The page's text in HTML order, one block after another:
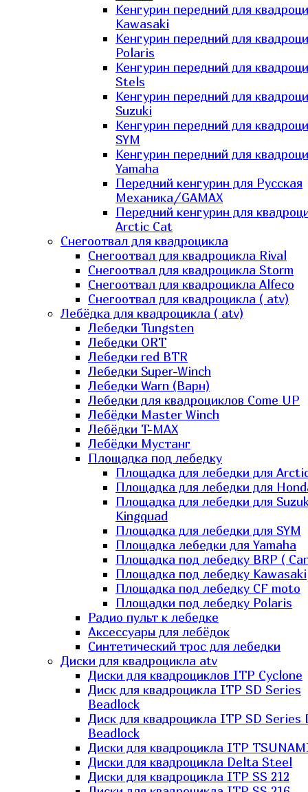
Кенгурин передний для
Kawasaki
Кенгурин передний для
Polaris
Кенгурин передний для
Stels
Кенгурин передний для
Suzuki
Кенгурин передний для
SYM
Кенгурин передний для
Yamaha
Передний кенгурин для Русская
Механика/GAMAX
Передний кенгурин для
Arctic Cat
Снегоотвал для квадроцикла
Снегоотвал для квадроцикла Rival
Снегоотвал для квадроцикла Storm
Снегоотвал для квадроцикла Alfeco
Снегоотвал для квадроцикла ( atv)
Лебёдка для квадроцикла ( atv)
Лебедки Tungsten
Лебедки ORT
Лебедки red BTR
Лебедки Super-Winch
Лебедки Warn (Варн)
Лебедки для квадроциклов Come UP
Лебёдки Master Winch
Лебёдки T-MAX
Лебёдки Мустанг
Площадка под лебедку
Площадка для лебедки для
Площадка для лебедки для
Площадка для лебедки для
Kingquad
Площадка для лебедки для SYM
Площадка лебедки для Yamaha
Площадка под лебедку BRP (
Площадка под лебедку Kawasaki
Площадка под лебедку СF moto
Площадки под лебедку Polaris
Радио пульт к лебедке
Аксессуары для лебёдок
Синтетический трос для лебедки
Диски для квадроцикла atv
Диски для квадроциклов ITP Cyclone
Диск для квадроцикла ITP SD Series
Beadlock
Диск для квадроцикла ITP SD Series
Beadlock
Диски для квадроцикла ITP
Диски для квадроцикла Delta Steel
Диски для квадроцикла ITP SS 212